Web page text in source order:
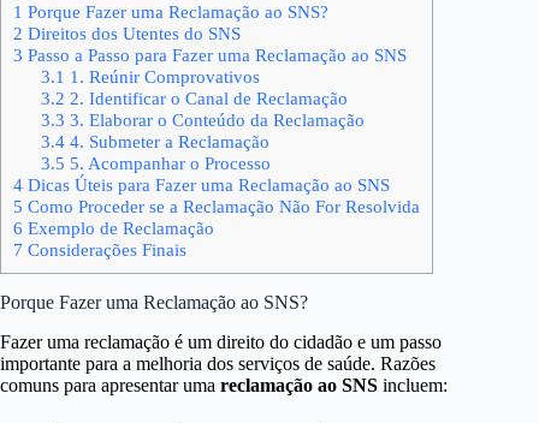
1 Porque Fazer uma Reclamação ao SNS?
2 Direitos dos Utentes do SNS
3 Passo a Passo para Fazer uma Reclamação ao SNS
3.1 1. Reúnir Comprovativos
3.2 2. Identificar o Canal de Reclamação
3.3 3. Elaborar o Conteúdo da Reclamação
3.44. Submeter a Reclamação
3.5 5. Acompanhar o Processo
4 Dicas Úteis para Fazer uma Reclamação ao SNS
5 Como Proceder se a Reclamação Não For Resolvida
6 Exemplo de Reclamação
7 Considerações Finais
Porque Fazer uma Reclamação ao SNS?
Fazer uma reclamação é um direito do cidadão e um passo
importante para a melhoria dos serviços de saúde. Razões
comuns para apresentar uma reclamação ao SNS incluem: